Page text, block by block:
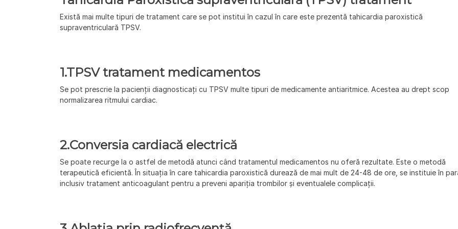
Există mai multe tipuri de tratament care se pot institui în cazul în care este prezentă tahicardia paroxistică
supraventriculară TPSV.
1.TPSV tratament medicamentos
Se pot prescrie la pacienții diagnosticați cu TPSV multe tipuri de medicamente antiaritmice. Acestea au drept scop
normalizarea ritmului cardiac.
2.Conversia cardiacă electrică
Se poate recurge la o astfel de metodă atunci când tratamentul medicamentos nu oferă rezultate. Este o metodă
terapeutică eficientă. În situația în care tahicardia paroxistică durează de mai mult de 24-48 de ore, se instituie în
inclusiv tratament anticoagulant pentru a preveni apariția trombilor și eventualele complicații.